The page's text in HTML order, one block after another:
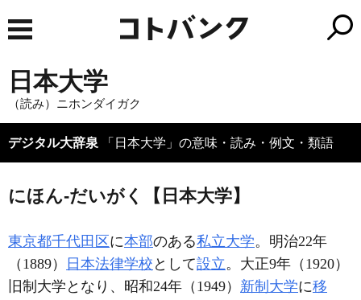
日本大学
（読み）ニホンダイガク
デジタル大辞泉 「日本大学」の意味・読み・例文・類語
にほん‐だいがく【日本大学】
東京都千代田区 に本部のある私立大学。明治22年
（1889）
日本法律学校 として設立。大正9年（1920）
旧制大学となり、昭和24年（1949） 新制大学に移